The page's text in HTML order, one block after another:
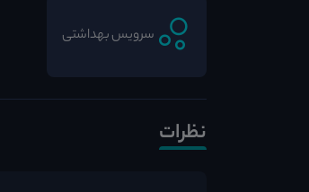
سرویس بهداشتی
نظرات